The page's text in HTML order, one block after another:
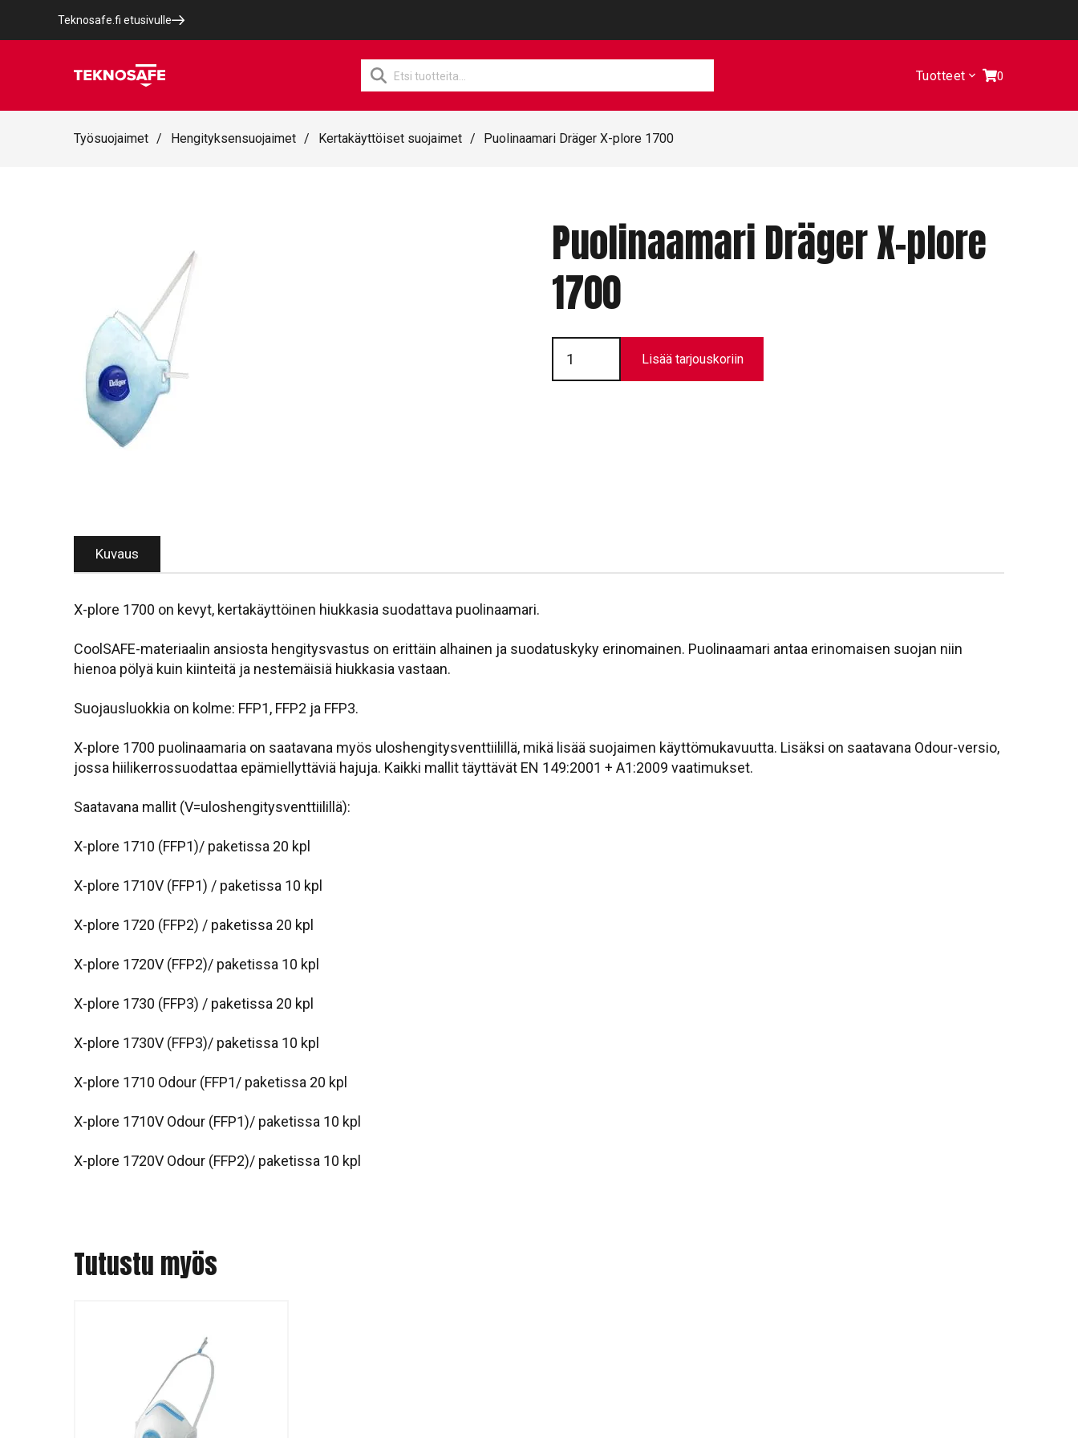
Teknosafe.fi etusivulle
Products
search
Tuotteet 0
Työsuojaimet / Hengityksensuojaimet / Kertakäyttöiset suojaimet / Puolinaamari Dräger X-plore 1700
Puolinaamari Dräger X-plore
1700
Puolinaamari
Dräger
plore
Lisää tarjouskoriin
Kuvaus
X-plore 1700 on kevyt, kertakäyttöinen hiukkasia suodattava puolinaamari.
CoolSAFE-materiaalin ansiosta hengitysvastus on erittäin alhainen ja suodatuskyky erinomainen. Puolinaamari antaa erinomaisen suojan niin
hienoa pölyä kuin kiinteitä ja nestemäisiä hiukkasia vastaan.
Suojausluokkia on kolme: FFP1, FFP2 ja FFP3.
X-plore 1700 puolinaamaria on saatavana myös uloshengitysventtiilillä, mikä lisää suojaimen käyttömukavuutta. Lisäksi on saatavana Odour-versio,
jossa hiilikerrossuodattaa epämiellyttäviä hajuja. Kaikki mallit täyttävät EN 149:2001 + A1:2009 vaatimukset.
Saatavana mallit (V=uloshengitysventtiilillä):
X-plore 1710 (FFP1)/ paketissa 20 kpl
X-plore 1710V (FFP1) / paketissa 10 kpl
X-plore 1720 (FFP2) / paketissa 20 kpl
X-plore 1720V (FFP2)/ paketissa 10 kpl
X-plore 1730 (FFP3) / paketissa 20 kpl
X-plore 1730V (FFP3)/ paketissa 10 kpl
X-plore 1710 Odour (FFP1/ paketissa 20 kpl
X-plore 1710V Odour (FFP1)/ paketissa 10 kpl
X-plore 1720V Odour (FFP2)/ paketissa 10 kpl
Tutustu myös